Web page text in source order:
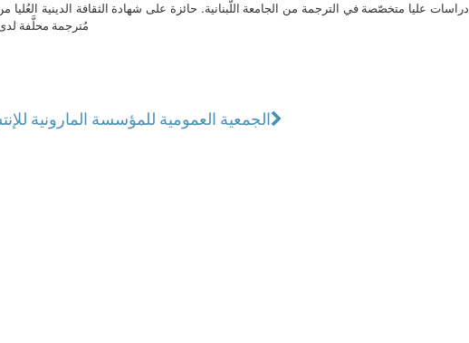
دراسات عليا متخصّصة في الترجمة من الجامعة اللّبنانية. حائزة على شهادة الثقافة الدينية العُليا
مُترجمة محلَّفة لدى
الجمعية العمومية للمؤسسة المارونية